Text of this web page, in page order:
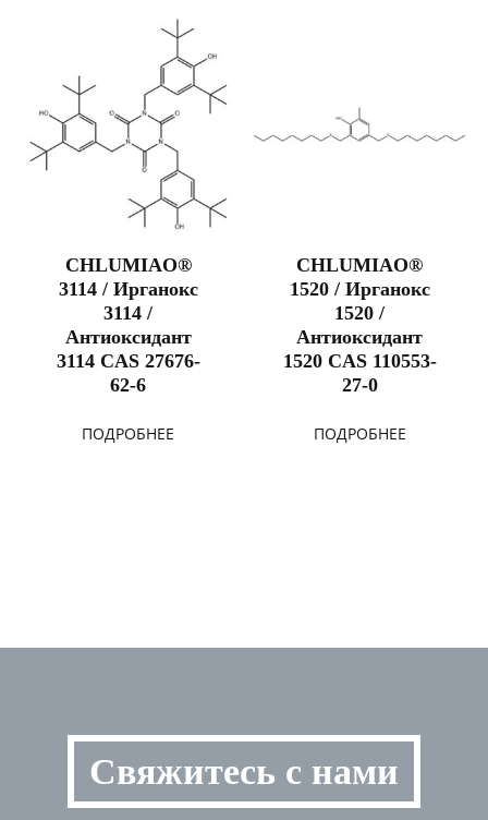
CHLUMIAO®
3114 / Ирганокс
3114 /
Антиоксидант
3114 CAS 27676-
62-6
ПОДРОБНЕЕ
CHLUMIAO®
1520 / Ирганокс
1520 /
Антиоксидант
1520 CAS 110553-
27-0
ПОДРОБНЕЕ
Свяжитесь с нами